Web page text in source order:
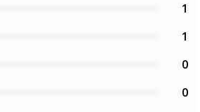
1
1
0
0